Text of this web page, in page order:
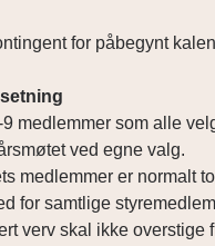
for påbegynt
medlemmer som alle
ved egne valg.
medlemmer er normalt
for samtlige
verv skal ikke